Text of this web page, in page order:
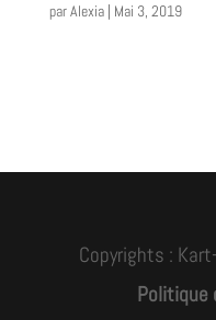
parAlexia| Mai 3, 2019
Copyrights :
Politique